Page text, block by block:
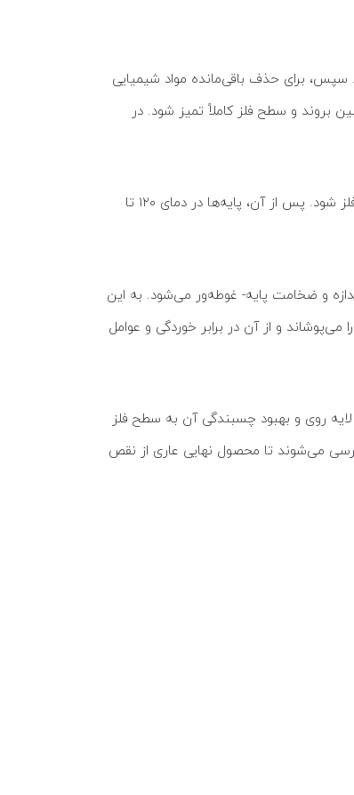
سپس، برای حذف باقی‌مانده‌ مواد شیمیایی
بروند و سطح فلز کاملاً تمیز شود. در
در این مرحله ابتدا پایه چراغ پارکی در محلول کلرید روی غوطه‌ور می‌شود تا یک لایه محافظ تشکیل شده و مانع از اکسیداسیون سطح فلز شود. پس از آن، پایه‌ها در دمای ۱۲۰ تا
حدود ۴۴۵ تا ۴۵۵ درجه سانتی‌گراد به مدت بین ۵ تا ۱۰ دقیقه – بسته به اندازه و ضخامت پایه- غوطه‌ور می‌شود. به این
و از آن در برابر خوردگی و عوامل
روی و بهبود چسبندگی آن به سطح فلز
می‌شوند تا محصول نهایی عاری از نقص